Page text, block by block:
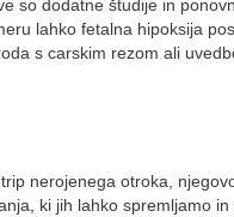
so dodatne študije in
lahko fetalna hipoksija
s carskim rezom ali
nerojenega otroka,
ki jih lahko spremljamo in